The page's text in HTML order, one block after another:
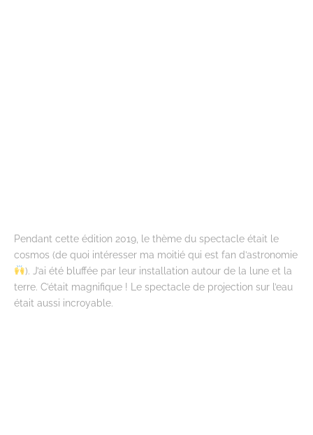
Pendant cette édition 2019, le thème du spectacle était le
cosmos (de quoi intéresser ma moitié qui est fan d’astronomie
). J’ai été bluffée par leur installation autour de la lune et la
terre. C’était magnifique ! Le spectacle de projection sur l’eau
était aussi incroyable.